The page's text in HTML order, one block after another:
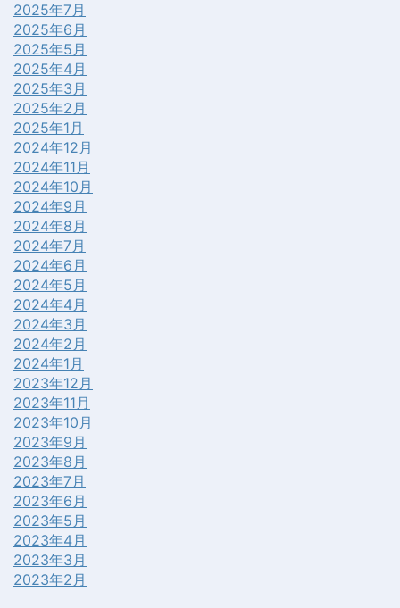
2025年7月
2025年6月
2025年5月
2025年4月
2025年3月
2025年2月
2025年1月
2024年12月
2024年11月
2024年10月
2024年9月
2024年8月
2024年7月
2024年6月
2024年5月
2024年4月
2024年3月
2024年2月
2024年1月
2023年12月
2023年11月
2023年10月
2023年9月
2023年8月
2023年7月
2023年6月
2023年5月
2023年4月
2023年3月
2023年2月